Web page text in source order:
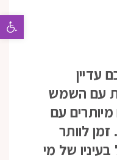
עדיין
עם השמש
עם
לוותר
של מי